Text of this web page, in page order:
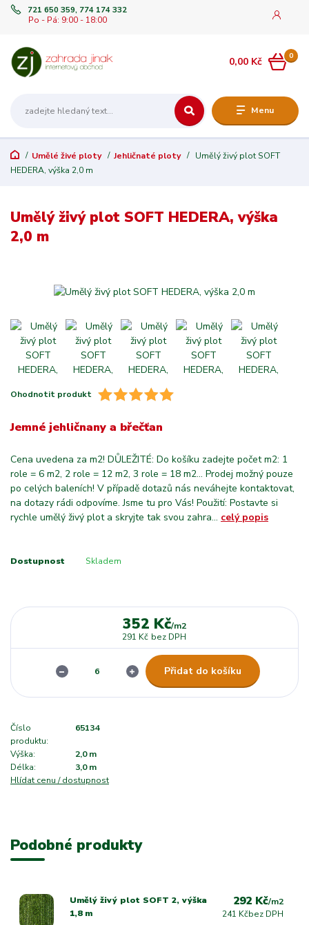
Menu
721 650 359, 774 174 332
Po - Pá: 9:00 - 18:00
0
0,00 Kč
Umělé živé ploty Jehličnaté ploty
Umělý živý plot SOFT
HEDERA, výška 2,0 m
Umělý živý plot SOFT HEDERA, výška
2,0 m
Ohodnotit produkt
Jemné jehličnany a břečťan
Cena uvedena za m2! DŮLEŽITÉ: Do košíku zadejte počet m2: 1
role = 6 m2, 2 role = 12 m2, 3 role = 18 m2... Prodej možný pouze
po celých baleních! V případě dotazů nás neváhejte kontaktovat,
na dotazy rádi odpovíme. Jsme tu pro Vás! Použití: Postavte si
rychle umělý živý plot a skryjte tak svou zahra... celý popis
Dostupnost Skladem
352 Kč/m2
291 Kč bez DPH
Přidat do košíku
Číslo
produktu:
65134
Výška:
2,0 m
Délka:
3,0 m
Hlídat cenu / dostupnost
Podobné produkty
Umělý živý plot SOFT 2, výška
1,8 m
292 Kč/m2
241 Kčbez DPH